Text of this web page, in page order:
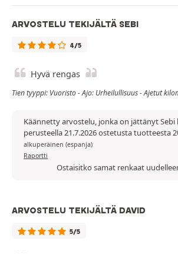
ARVOSTELU TEKIJÄLTÄ SEBI
4/5
Hyvä rengas
Tien tyyppi: Vuoristo - Ajo: Urheilullisuus - Ajetut
Käännetty arvostelu, jonka on jättänyt Sebi
perusteella 21.7.2026 ostetusta tuotteesta
alkuperäinen (espanja)
Raportti
Ostaisitko samat renkaat
ARVOSTELU TEKIJÄLTÄ DAVID
5/5